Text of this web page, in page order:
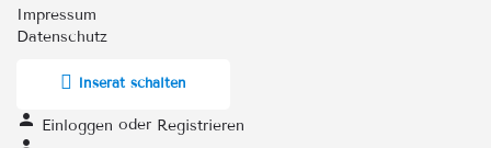
Impressum
Datenschutz
Inserat schalten
Einloggen oder Registrieren